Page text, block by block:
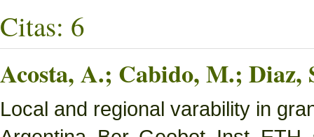
Citas: 6
Acosta, A.; Cabido, M.; Diaz,
Local and regional varability in